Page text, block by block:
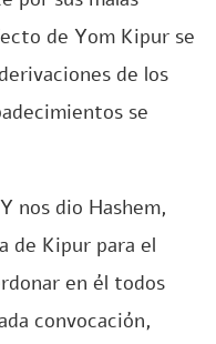
de Yom Kipur se
de los
se
nos dio Hashem,
de Kipur para el
en él todos
convocación,